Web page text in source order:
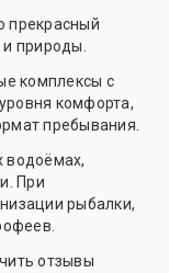
прекрасный
природы.
комплексы с
комфорта,
пребывания.
водоёмах,
При
рыбалки,
отзывы